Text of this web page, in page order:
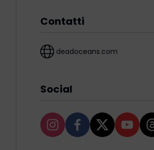
Contatti
deadoceans.com
Social